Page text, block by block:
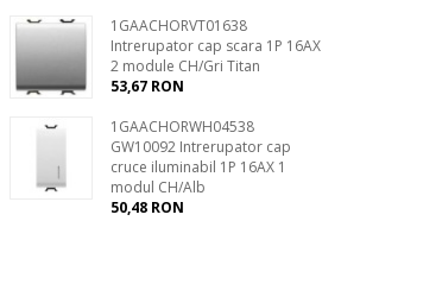
1GAACHORVT01638
Intrerupator cap scara 1P 16AX
2 module CH/Gri Titan
53,67 RON
1GAACHORWH04538
GW10092 Intrerupator cap
cruce iluminabil 1P 16AX 1
modul CH/Alb
50,48 RON